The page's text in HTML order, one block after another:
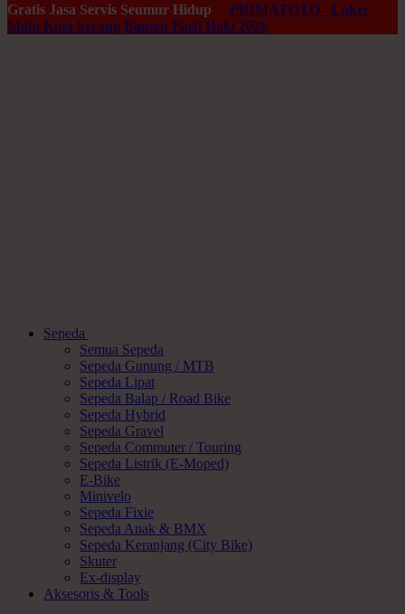
Gratis Jasa Servis Seumur Hidup
PRIMATOTO - Loker
Main Kota Serang Banten Pasti Hoki 2026
Sepeda
Semua Sepeda
Sepeda Gunung / MTB
Sepeda Lipat
Sepeda Balap / Road Bike
Sepeda Hybrid
Sepeda Gravel
Sepeda Commuter / Touring
Sepeda Listrik (E-Moped)
E-Bike
Minivelo
Sepeda Fixie
Sepeda Anak & BMX
Sepeda Keranjang (City Bike)
Skuter
Ex-display
Aksesoris & Tools